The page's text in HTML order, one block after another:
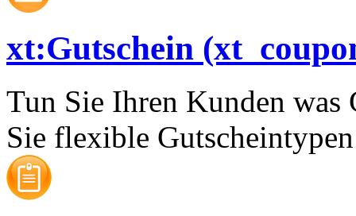
xt:Gutschein
Tun Sie Ihren Kunden
Sie flexible